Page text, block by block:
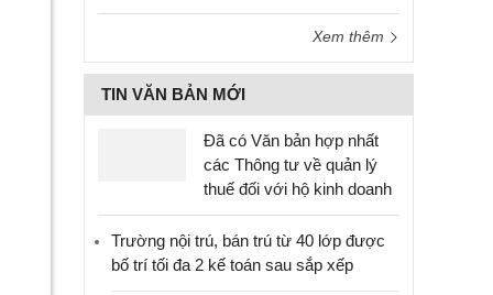
Xem thêm
TIN VĂN BẢN MỚI
Đã có Văn bản hợp nhất
các Thông tư về quản lý
thuế đối với hộ kinh doanh
Trường nội trú, bán trú từ 40 lớp được
bố trí tối đa 2 kế toán sau sắp xếp